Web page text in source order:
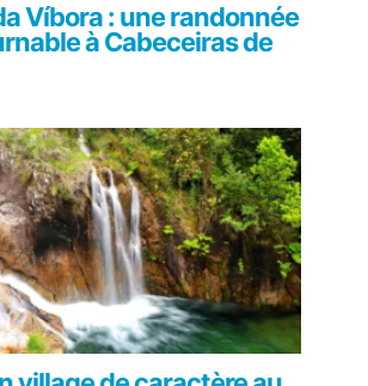
Víbora : une randonnée
à Cabeceiras de